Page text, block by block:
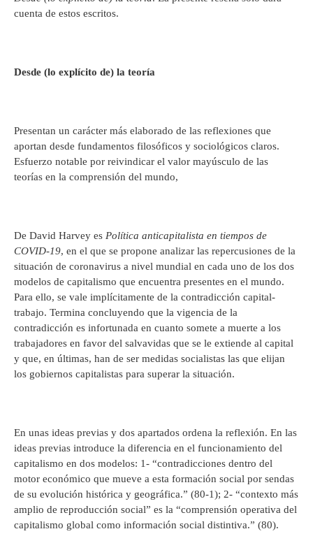
cuenta de estos escritos.
Desde (lo explícito de) la teoría
Presentan un carácter más elaborado de las reflexiones que
aportan desde fundamentos filosóficos y sociológicos claros.
Esfuerzo notable por reivindicar el valor mayúsculo de las
teorías en la comprensión del mundo,
De David Harvey es Política anticapitalista en tiempos de
COVID-19, en el que se propone analizar las repercusiones de la
situación de coronavirus a nivel mundial en cada uno de los dos
modelos de capitalismo que encuentra presentes en el mundo.
Para ello, se vale implícitamente de la contradicción capital-
trabajo. Termina concluyendo que la vigencia de la
contradicción es infortunada en cuanto somete a muerte a los
trabajadores en favor del salvavidas que se le extiende al capital
y que, en últimas, han de ser medidas socialistas las que elijan
los gobiernos capitalistas para superar la situación.
En unas ideas previas y dos apartados ordena la reflexión. En las
ideas previas introduce la diferencia en el funcionamiento del
capitalismo en dos modelos: 1- “contradicciones dentro del
motor económico que mueve a esta formación social por sendas
de su evolución histórica y geográfica.” (80-1); 2- “contexto más
amplio de reproducción social” es la “comprensión operativa del
capitalismo global como información social distintiva.” (80).